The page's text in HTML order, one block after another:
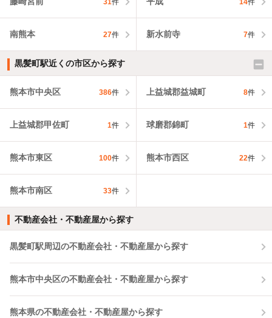
31件 14件
南熊本 27件 新水前寺 7件
黒髪町駅近くの市区から探す
熊本市中央区 386件 上益城郡益城町 8件
上益城郡甲佐町 1件 球磨郡錦町 1件
熊本市東区 100件 熊本市西区 22件
熊本市南区 33件
不動産会社・不動産屋から探す
黒髪町駅周辺の不動産会社・不動産屋から探す
熊本市中央区の不動産会社・不動産屋から探す
熊本県の不動産会社・不動産屋から探す